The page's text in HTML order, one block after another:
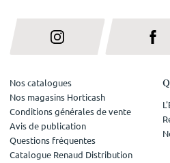
Nos catalogues
Nos magasins Horticash
Conditions générales de vente
Avis de publication
Questions fréquentes
Catalogue Renaud Distribution